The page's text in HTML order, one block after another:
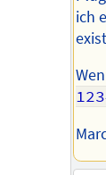
ich